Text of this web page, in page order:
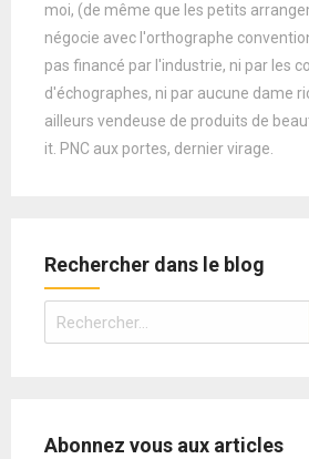
moi, (de même que les petits
négocie avec l'orthographe
pas financé par l'industrie, ni par les
d'échographes, ni par aucune dame
ailleurs vendeuse de produits de
it. PNC aux portes, dernier virage.
Rechercher dans le blog
Rechercher :
Abonnez vous aux articles